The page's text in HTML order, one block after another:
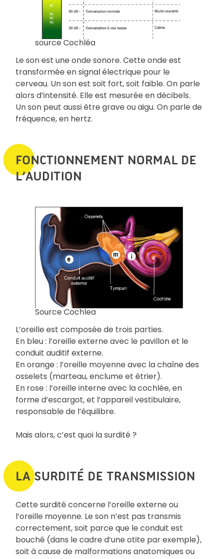
source Cochléa
Le son est une onde sonore. Cette onde est
transformée en signal électrique pour le
cerveau. Un son est soit fort, soit faible. On parle
alors d’intensité. Elle est mesurée en décibels.
Un son peut aussi être grave ou aigu. On parle de
fréquence, en hertz.
FONCTIONNEMENT NORMAL DE
L’AUDITION
Source Cochlea
L’oreille est composée de trois parties.
En bleu : l’oreille externe avec le pavillon et le
conduit auditif externe.
En orange : l’oreille moyenne avec la chaîne des
osselets (marteau, enclume et étrier).
En rose : l’oreille interne avec la cochlée, en
forme d’escargot, et l’appareil vestibulaire,
responsable de l’équilibre.
Mais alors, c’est quoi la surdité ?
LA SURDITÉ DE TRANSMISSION
Cette surdité concerne l’oreille externe ou
l’oreille moyenne. Le son n’est pas transmis
correctement, soit parce que le conduit est
bouché (dans le cadre d’une otite par exemple),
soit à cause de malformations anatomiques ou